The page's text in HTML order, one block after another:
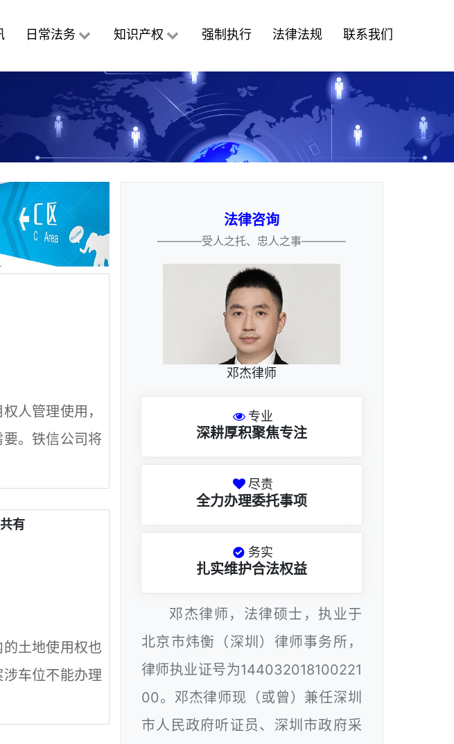
日常法务 知识产权 强制执行 法律法规 联系我们
人管理使用，
。铁信公司将
有
土地使用权也
车位不能办理
法律咨询
————受人之托、忠人之事————
邓杰律师
专业
深耕厚积聚焦专注
尽责
全力办理委托事项
务实
扎实维护合法权益
邓杰律师，法律硕士，执业于
北京市炜衡（深圳）律师事务所，
律师执业证号为144032018100221
00。邓杰律师现（或曾）兼任深圳
市人民政府听证员、深圳市政府采